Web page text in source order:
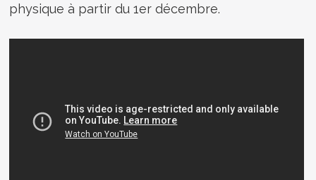
physique à partir du 1er décembre.